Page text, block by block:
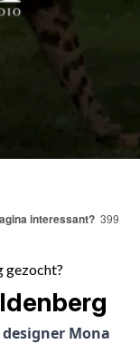
interessant? 399
gezocht?
Mona